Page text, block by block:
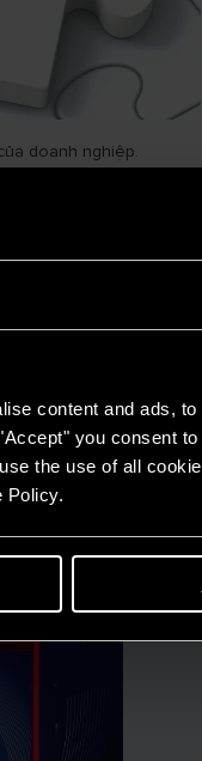
content and ads,
you consent
the use of all
Policy.
doanh nghiệp.
thải. Đặc biệt, việc
phạm vi giảm thiểu
hợp tại từng Phạm vi,
với phát triển bền
môi trường, đưa
Thông qua quản lý
và xã hội.